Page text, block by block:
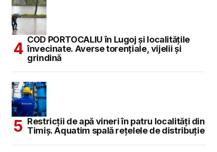
COD PORTOCALIU în Lugoj și localitățile
învecinate. Averse torențiale, vijelii și
grindină
Restricții de apă vineri în patru localități din
Timiș. Aquatim spală rețelele de distribuție